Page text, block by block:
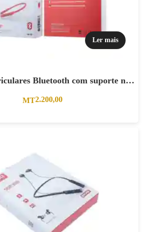
Ler mais
Bluetooth com suporte no
MT2.200,00